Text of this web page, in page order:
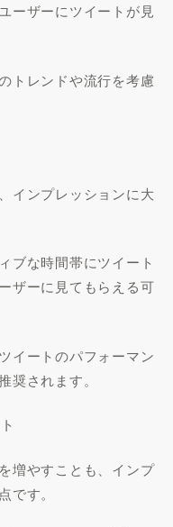
ーザーにツイートが見
トレンドや流行を考慮
インプレッションに大
ブな時間帯にツイート
ザーに見てもらえる可
イートのパフォーマン
奨されます。
増やすことも、インプ
です。